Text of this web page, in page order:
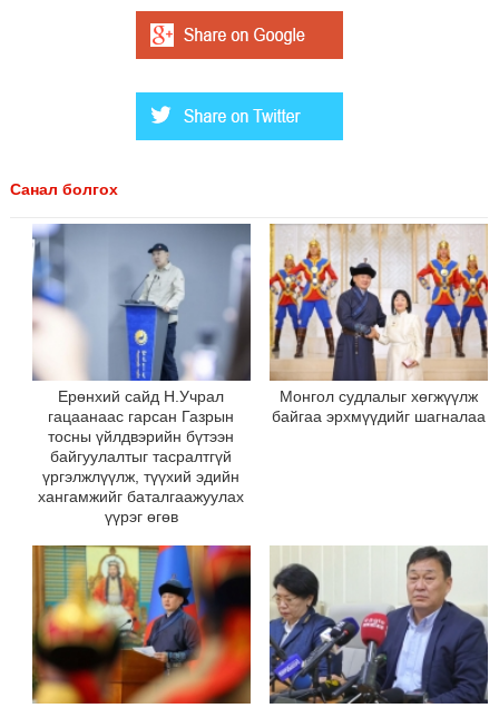
Санал болгох
Ерөнхий сайд Н.Учрал
гацаанаас гарсан Газрын
тосны үйлдвэрийн бүтээн
байгуулалтыг тасралтгүй
үргэлжлүүлж, түүхий эдийн
хангамжийг баталгаажуулах
үүрэг өгөв
Монгол судлалыг хөгжүүлж
байгаа эрхмүүдийг шагналаа